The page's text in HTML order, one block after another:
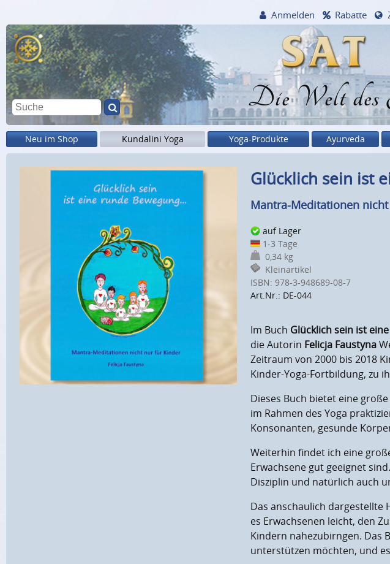
Die Welt
Anmelden Rabatte
Neu im Shop Kundalini Yoga Yoga-Produkte Ayurveda
Glücklich sein ist
Mantra-Meditationen
auf Lager
1-3 Tage
0,34 kg
Kleinartikel
ISBN: 978-3-948689-08-7
Art.Nr.: DE-044
Im Buch Glücklich sein ist
die Autorin Felicja Faustyna
Zeitraum von 2000 bis 2018
Kinder-Yoga-Fortbildung, zu
Dieses Buch bietet eine
im Rahmen des Yoga
Konsonanten, gesunde
Weiterhin findet ich eine
Erwachsene gut geeignet
Disziplin und natürlich auch
Das anschaulich dargestellte
es Erwachsenen leicht, den
Kindern nahezubirngen. Das
unterstützen möchten, und